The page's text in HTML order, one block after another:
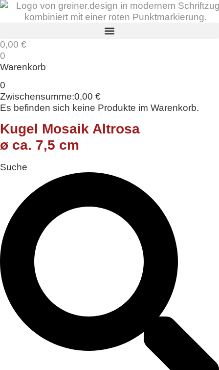
Zum
0,00 €
0
Warenkorb
0
Zwischensumme:0,00 €
Es befinden sich keine Produkte im Warenkorb.
Kugel Mosaik Altrosa
ø ca. 7,5 cm
Suche